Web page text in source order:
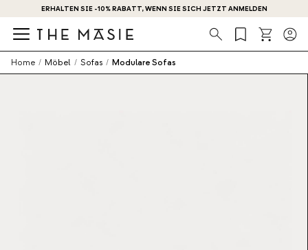
ERHALTEN SIE -10% RABATT, WENN SIE SICH JETZT ANMELDEN
Suche
Home / Möbel / Sofas / Modulare Sofas